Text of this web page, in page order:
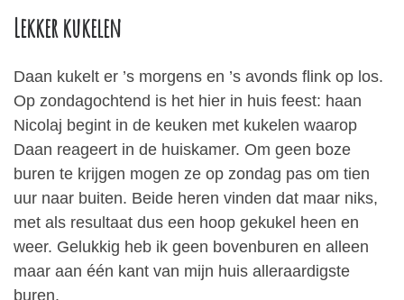
Lekker kukelen
Daan kukelt er ’s morgens en ’s avonds flink op los.
Op zondagochtend is het hier in huis feest: haan
Nicolaj begint in de keuken met kukelen waarop
Daan reageert in de huiskamer. Om geen boze
buren te krijgen mogen ze op zondag pas om tien
uur naar buiten. Beide heren vinden dat maar niks,
met als resultaat dus een hoop gekukel heen en
weer. Gelukkig heb ik geen bovenburen en alleen
maar aan één kant van mijn huis alleraardigste
buren.